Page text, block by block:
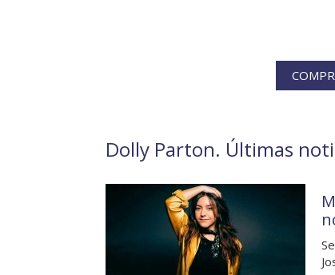
Dolly Parton. Últimas